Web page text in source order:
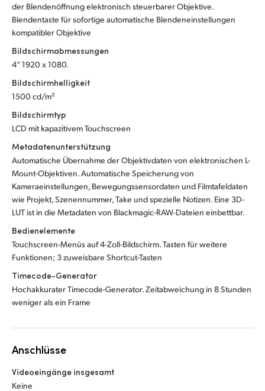
der Blendenöffnung elektronisch steuerbarer Objektive.
Blendentaste für sofortige automatische Blendeneinstellungen
kompatibler Objektive
Bildschirmabmessungen
4” 1920 x 1080.
Bildschirmhelligkeit
1500 cd/m²
Bildschirmtyp
LCD mit kapazitivem Touchscreen
Metadatenunterstützung
Automatische Übernahme der Objektivdaten von elektronischen L-
Mount-Objektiven. Automatische Speicherung von
Kameraeinstellungen, Bewegungssensordaten und Filmtafeldaten
wie Projekt, Szenennummer, Take und spezielle Notizen. Eine 3D-
LUT ist in die Metadaten von Blackmagic-RAW-Dateien einbettbar.
Bedienelemente
Touchscreen-Menüs auf 4-Zoll-Bildschirm. Tasten für weitere
Funktionen; 3 zuweisbare Shortcut-Tasten
Timecode-Generator
Hochakkurater Timecode-Generator. Zeitabweichung in 8 Stunden
weniger als ein Frame
Anschlüsse
Videoeingänge insgesamt
Keine